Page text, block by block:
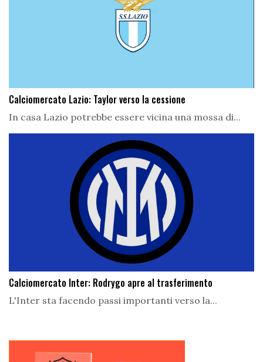
Calciomercato Lazio: Taylor verso la cessione
In casa Lazio potrebbe essere vicina una mossa di...
Calciomercato Inter: Rodrygo apre al trasferimento
L'Inter sta facendo passi importanti verso la...